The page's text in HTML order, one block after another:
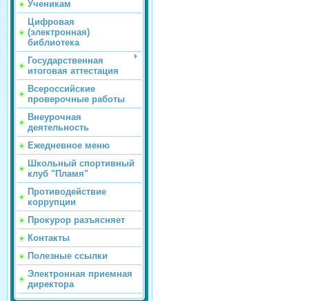
Ученикам
Цифровая
(электронная)
библиотека
Государственная
итоговая аттестация
Всероссийские
проверочные работы
Внеурочная
деятельность
Ежедневное меню
Школьный спортивный
клуб "Пламя"
Противодействие
коррупции
Прокурор разъясняет
Контакты
Полезные ссылки
Электронная приемная
директора